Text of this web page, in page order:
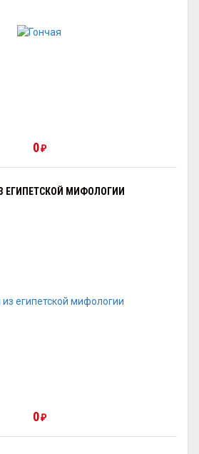
0₽
ЕГИПЕТСКОЙ МИФОЛОГИИ
0₽